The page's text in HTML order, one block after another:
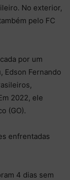
No exterior,
pelo FC
por um
Edson Fernando
2022, ele
(GO).
enfrentadas
4 dias sem